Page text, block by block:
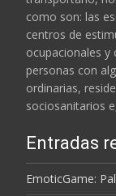
como son: las
centros de
ocupacionales y
personas con
ordinarias,
sociosanitarios
Entradas
EmoticGame: